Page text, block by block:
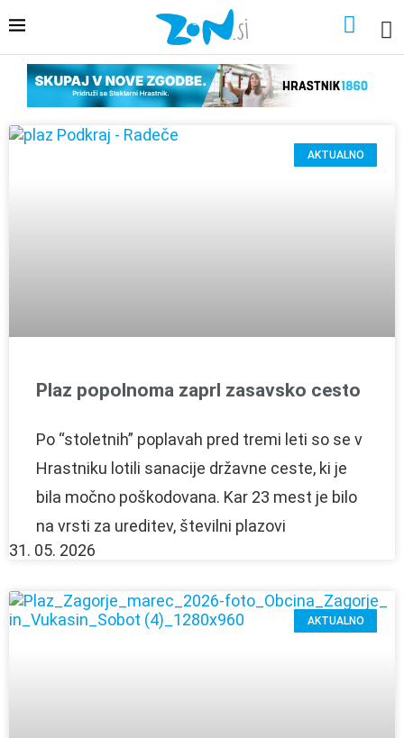
AKTUALNO
Plaz popolnoma zaprl zasavsko cesto
Po “stoletnih” poplavah pred tremi leti so se v
Hrastniku lotili sanacije državne ceste, ki je
bila močno poškodovana. Kar 23 mest je bilo
na vrsti za ureditev, številni plazovi
31. 05. 2026
AKTUALNO